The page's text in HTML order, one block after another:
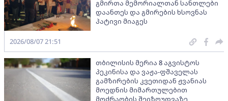
გმირთა მემორიალთან სანთლები
დაანთეს და გმირების ხსოვნას
პატივი მიაგეს
2026/08/07 21:51
თბილისის მერია 8 აგვისტოს
პეკინისა და ვაჟა-ფშაველას
გამზირების კვეთიდან ჟვანიას
მოედნის მიმართულებით
მოძრაობის შეიზღუდვაზე